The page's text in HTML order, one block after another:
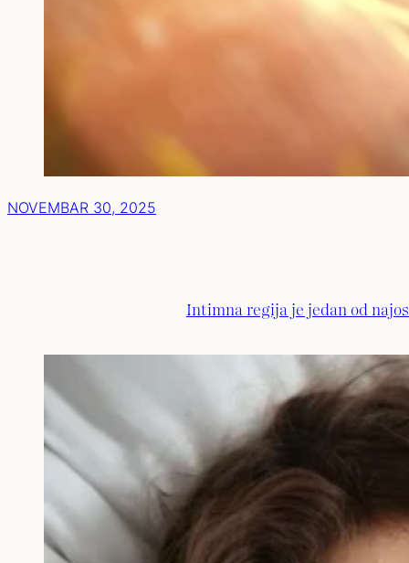
NOVEMBAR 30, 2025
Intimna regija je jedan od